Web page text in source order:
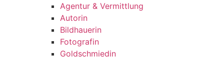
Agentur & Vermittlung
Autorin
Bildhauerin
Fotografin
Goldschmiedin